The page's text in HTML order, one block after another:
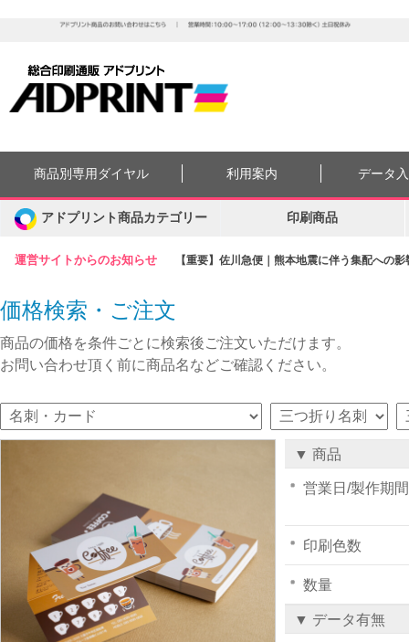
運営サイトからのお知らせ 【重要】佐川急便｜熊本地震に伴う集配への
商品別専用ダイヤル 利用案内 データ
アドプリント商品カテゴリー 印刷商品
価格検索・ご注文
商品の価格を条件ごとに検索後ご注文いただけます。
お問い合わせ頂く前に商品名などご確認ください。
▼ 商品
営業日/製作期間
印刷色数
数量
▼ データ有無